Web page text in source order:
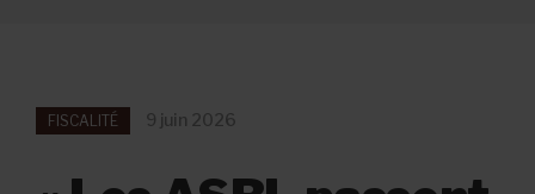
FISCALITÉ 9 juin 2026